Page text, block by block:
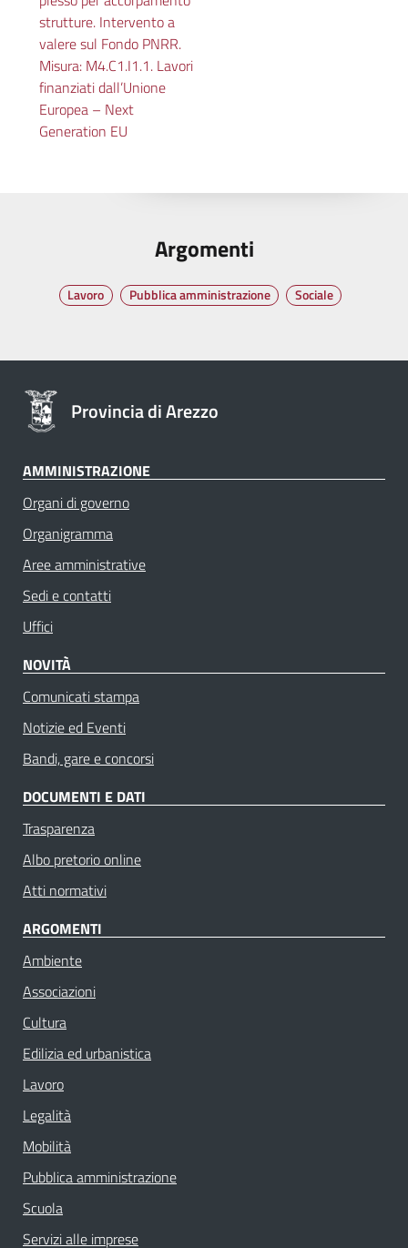
strutture. Intervento a
valere sul Fondo PNRR.
Misura: M4.C1.I1.1. Lavori
finanziati dall’Unione
Europea – Next
Generation EU
Argomenti
Lavoro Pubblica amministrazione Sociale
Provincia di Arezzo
AMMINISTRAZIONE
Organi di governo
Organigramma
Aree amministrative
Sedi e contatti
Uffici
NOVITÀ
Comunicati stampa
Notizie ed Eventi
Bandi, gare e concorsi
DOCUMENTI E DATI
Trasparenza
Albo pretorio online
Atti normativi
ARGOMENTI
Ambiente
Associazioni
Cultura
Edilizia ed urbanistica
Lavoro
Legalità
Mobilità
Pubblica amministrazione
Scuola
Servizi alle imprese